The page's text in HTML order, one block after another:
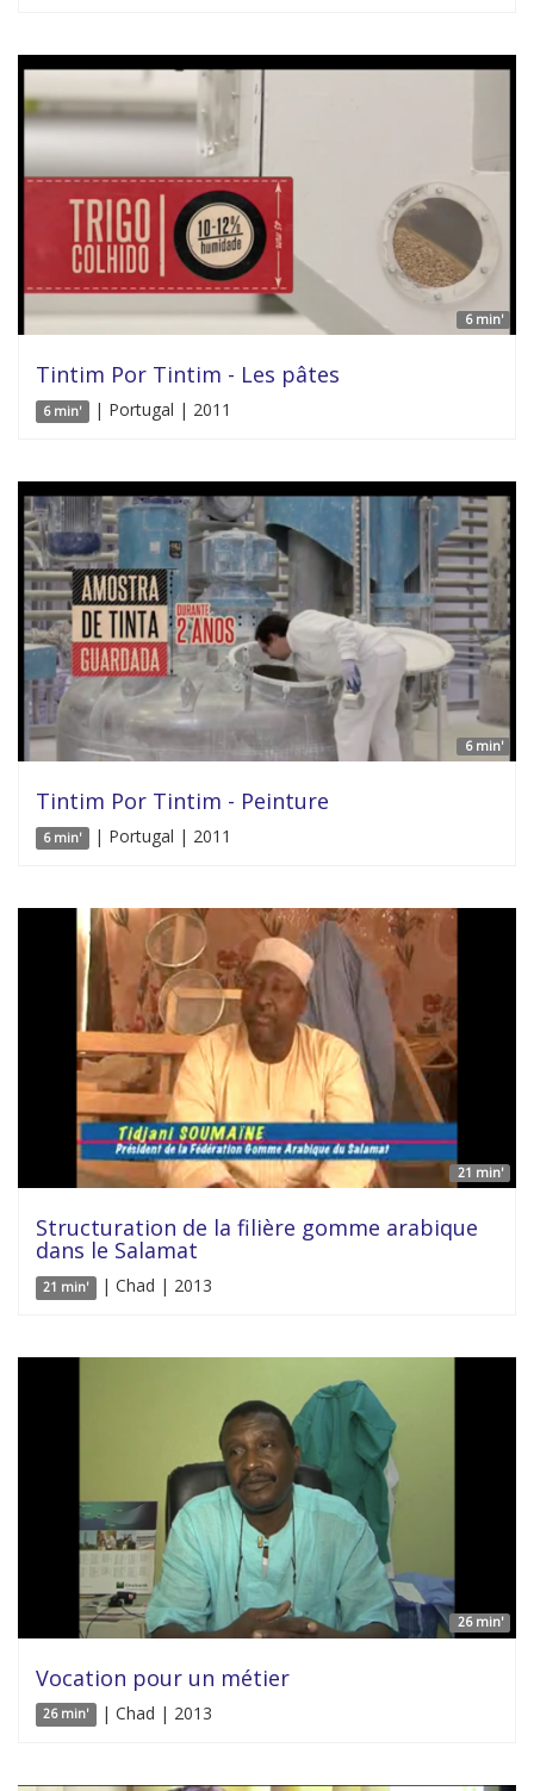
6 min'
Tintim Por Tintim - Les pâtes
6 min' | Portugal | 2011
6 min'
Tintim Por Tintim - Peinture
6 min' | Portugal | 2011
21 min'
Structuration de la filière gomme arabique
dans le Salamat
21 min' | Chad | 2013
26 min'
Vocation pour un métier
26 min' | Chad | 2013